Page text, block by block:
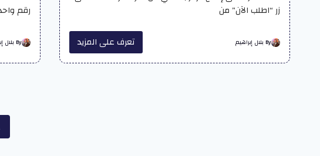
زر “اطلب الآن” من
By بلال إبراهيم تعرف على المزيد
رقم
By بلال إبراهيم